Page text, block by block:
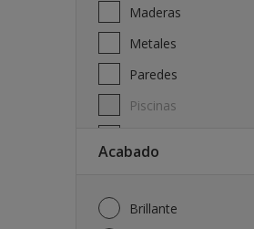
Maderas
Metales
Paredes
Piscinas
Acabado
Brillante